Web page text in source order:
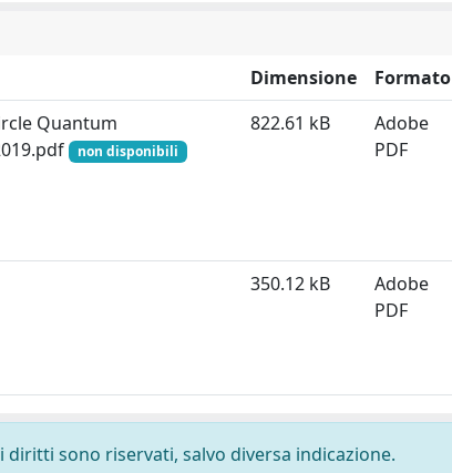
Dimensione
Formato
Quantum
non disponibili
822.61 kB
Adobe
PDF
350.12 kB
Adobe
PDF
sono riservati, salvo diversa indicazione.